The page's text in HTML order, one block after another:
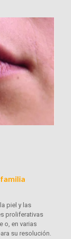
piel y las
proliferativas
o, en varias
su resolución.